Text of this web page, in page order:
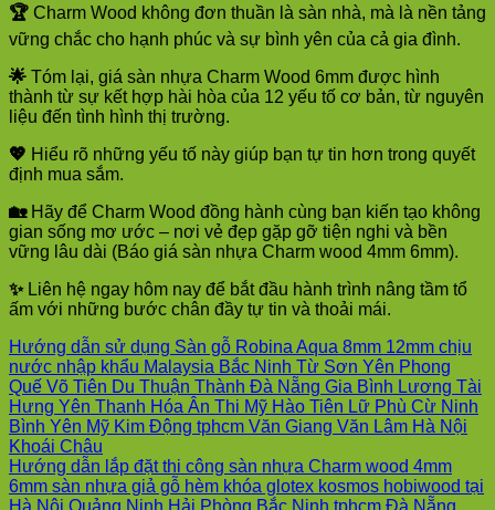
🏆 Charm Wood không đơn thuần là sàn nhà, mà là nền tảng
vững chắc cho hạnh phúc và sự bình yên của cả gia đình.
🌟 Tóm lại, giá sàn nhựa Charm Wood 6mm được hình
thành từ sự kết hợp hài hòa của 12 yếu tố cơ bản, từ nguyên
liệu đến tình hình thị trường.
💖 Hiểu rõ những yếu tố này giúp bạn tự tin hơn trong quyết
định mua sắm.
🏡Hãy để Charm Wood đồng hành cùng bạn kiến tạo không
gian sống mơ ước – nơi vẻ đẹp gặp gỡ tiện nghi và bền
vững lâu dài (Báo giá sàn nhựa Charm wood 4mm 6mm).
✨Liên hệ ngay hôm nay để bắt đầu hành trình nâng tầm tổ
ấm với những bước chân đầy tự tin và thoải mái.
Hướng dẫn sử dụng Sàn gỗ Robina Aqua 8mm 12mm chịu
nước nhập khẩu Malaysia Bắc Ninh Từ Sơn Yên Phong
Quế Võ Tiên Du Thuận Thành Đà Nẵng Gia Bình Lương Tài
Hưng Yên Thanh Hóa Ân Thi Mỹ Hào Tiên Lữ Phù Cừ Ninh
Bình Yên Mỹ Kim Động tphcm Văn Giang Văn Lâm Hà Nội
Khoái Châu
Hướng dẫn lắp đặt thi công sàn nhựa Charm wood 4mm
6mm sàn nhựa giả gỗ hèm khóa glotex kosmos hobiwood tại